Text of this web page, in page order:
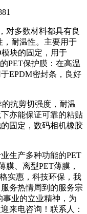
对多数材料都具有良
，耐温性。主要用于
块的固定，用于
PET保护膜：在高温
EPDM密封条，良好
的抗剪切强度，耐温
亦能保证可靠的粘贴
固定，数码相机橡胶
生产多种功能的PET
膜、离型PET薄膜，
实惠，科技环保，我
务热情周到的服务宗
事业的立业精神，为
来电咨询！联系人：